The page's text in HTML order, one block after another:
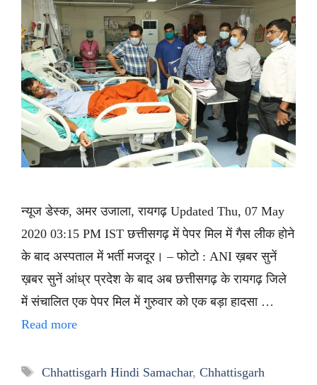
न्यूज डेस्क, अमर उजाला, रायगढ़ Updated Thu, 07 May
2020 03:15 PM IST छत्तीसगढ़ में पेपर मिल में गैस लीक होने
के बाद अस्पताल में भर्ती मजदूर। – फोटो : ANI ख़बर सुनें
ख़बर सुनें आंध्र प्रदेश के बाद अब छत्तीसगढ़ के रायगढ़ जिले
में संचालित एक पेपर मिल में गुरुवार को एक बड़ा हादसा …
Read more
Tags
Chhattisgarh Hindi Samachar, Chhattisgarh